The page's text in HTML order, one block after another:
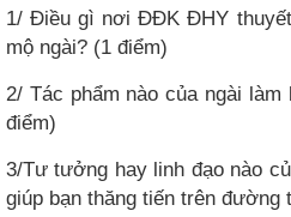
1/ Điều gì nơi ĐĐK ĐHY
mộ ngài? (1 điểm)
2/ Tác phẩm nào của ngài làm
điểm)
3/Tư tưởng hay linh đạo nào
giúp bạn thăng tiến trên đường